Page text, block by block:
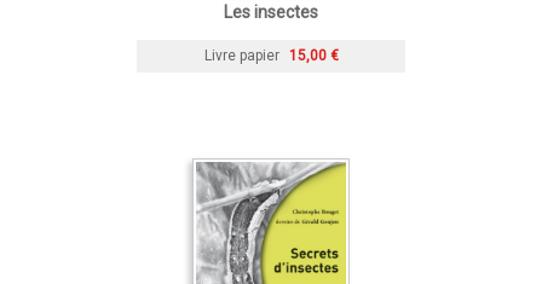
Les insectes
Livre papier 15,00 €